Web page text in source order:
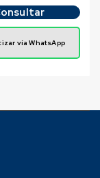
vía WhatsApp